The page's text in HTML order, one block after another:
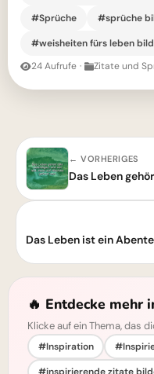
#Sprüche
#sprüche
#weisheiten fürs leben
24 Aufrufe · Zitate und
← VORHERIGES
🔥 Entdecke mehr
Klicke auf ein Thema, das
#Inspiration
#inspirierende zitate